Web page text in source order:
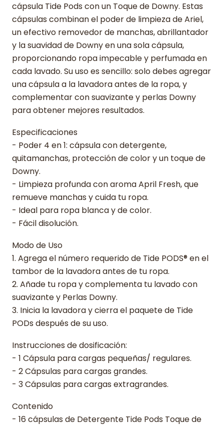
cápsula Tide Pods con un Toque de Downy. Estas
cápsulas combinan el poder de limpieza de Ariel,
un efectivo removedor de manchas, abrillantador
y la suavidad de Downy en una sola cápsula,
proporcionando ropa impecable y perfumada en
cada lavado. Su uso es sencillo: solo debes agregar
una cápsula a la lavadora antes de la ropa, y
complementar con suavizante y perlas Downy
para obtener mejores resultados.
Especificaciones
- Poder 4 en 1: cápsula con detergente,
quitamanchas, protección de color y un toque de
Downy.
- Limpieza profunda con aroma April Fresh, que
remueve manchas y cuida tu ropa.
- Ideal para ropa blanca y de color.
- Fácil disolución.
Modo de Uso
1. Agrega el número requerido de Tide PODS® en el
tambor de la lavadora antes de tu ropa.
2. Añade tu ropa y complementa tu lavado con
suavizante y Perlas Downy.
3. Inicia la lavadora y cierra el paquete de Tide
PODs después de su uso.
Instrucciones de dosificación:
- 1 Cápsula para cargas pequeñas/ regulares.
- 2 Cápsulas para cargas grandes.
- 3 Cápsulas para cargas extragrandes.
Contenido
- 16 cápsulas de Detergente Tide Pods Toque de